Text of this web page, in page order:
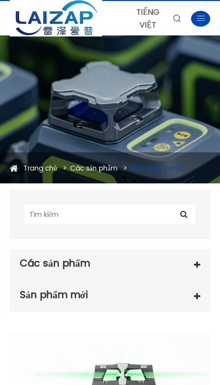
TIẾNG
VIỆT
 
Trang chủ Các sản phẩm Mức laser xanh
Các sản phẩm
Sản phẩm mới